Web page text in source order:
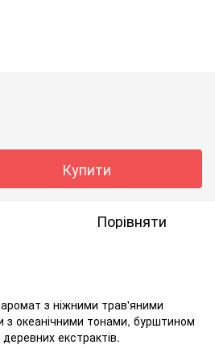
Купити
Порівняти
з ніжними трав'яними
з океанічними тонами, бурштином
екстрактів.